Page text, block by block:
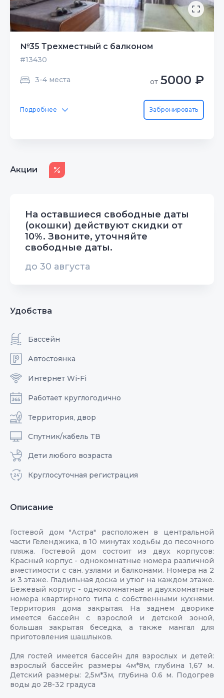
№35 Трехместный с балконом
#13430
3-4 места от 5000 ₽
Подробнее Забронировать
Акции
На оставшиеся свободные даты
(окошки) действуют скидки от
10%. Звоните, уточняйте
свободные даты.
до 30 августа
Удобства
Бассейн
Автостоянка
Интернет Wi-Fi
Работает круглогодично
Территория, двор
Спутник/кабель ТВ
Дети любого возраста
Круглосуточная регистрация
Описание
Гостевой дом "Астра" расположен в центральной
части Геленджика, в 10 минутах ходьбы до песочного
пляжа. Гостевой дом состоит из двух корпусов:
Красный корпус - однокомнатные номера различной
вместимости с сан. узлами и балконами. Номера на 2
и 3 этаже. Гладильная доска и утюг на каждом этаже.
Бежевый корпус - однокомнатные и двухкомнатные
номера квартирного типа с собственными кухнями.
Территория дома закрытая. На заднем дворике
имеется бассейн с взрослой и детской зоной,
большая закрытая беседка, а также мангал для
приготовления шашлыков.
Для гостей имеется бассейн для взрослых и детей:
взрослый бассейн: размеры 4м*8м, глубина 1,67 м.
Детский размеры: 2,5м*3м, глубина 0.6 м. Подогрев
воды до 28-32 градуса